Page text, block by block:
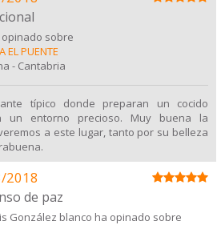
opinado sobre
EL PUENTE
- Cantabria
típico donde preparan un cocido
un entorno precioso. Muy buena la
a este lugar, tanto por su belleza
2018
de paz
González blanco ha opinado sobre